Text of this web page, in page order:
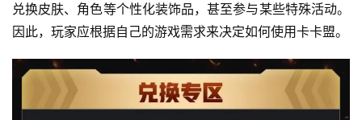
兑换皮肤、角色等个性化装饰品，甚至参与某些特殊活动。
因此，玩家应根据自己的游戏需求来决定如何使用卡卡盟。